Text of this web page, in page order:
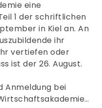
eine
1 der schriftlichen
in Kiel an. An
ihr
vertiefen oder
ist der 26. August.
Anmeldung bei